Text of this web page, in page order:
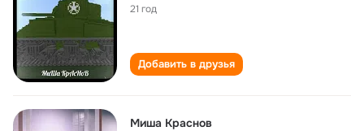
21 год
Добавить в друзья
Миша Краснов